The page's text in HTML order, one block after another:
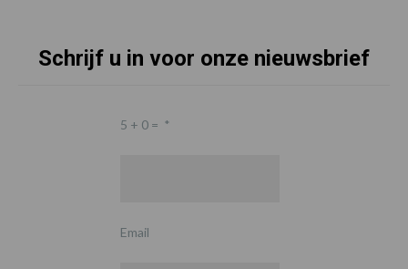
Schrijf u in voor onze nieuwsbrief
5 + 0 = *
Email